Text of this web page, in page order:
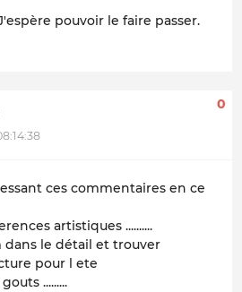
pouvoir le faire passer.
0
ces commentaires en ce
artistiques ..........
dans le détail et trouver
pour l ete
.........